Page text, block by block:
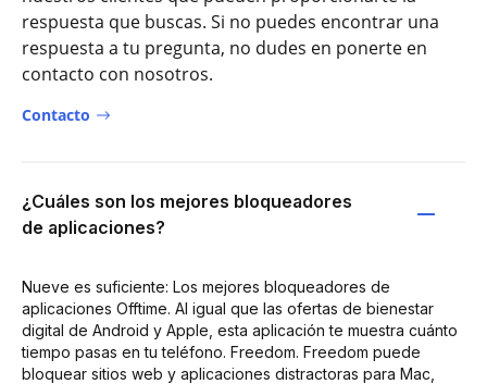
respuesta que buscas. Si no puedes encontrar una
respuesta a tu pregunta, no dudes en ponerte en
contacto con nosotros.
Contacto
¿Cuáles son los mejores bloqueadores
de aplicaciones?
Nueve es suficiente: Los mejores bloqueadores de
aplicaciones Offtime. Al igual que las ofertas de bienestar
digital de Android y Apple, esta aplicación te muestra cuánto
tiempo pasas en tu teléfono. Freedom. Freedom puede
bloquear sitios web y aplicaciones distractoras para Mac,